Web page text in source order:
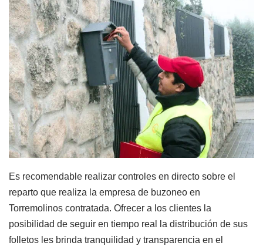
Es recomendable realizar controles en directo sobre el
reparto que realiza la empresa de buzoneo en
Torremolinos contratada. Ofrecer a los clientes la
posibilidad de seguir en tiempo real la distribución de sus
folletos les brinda tranquilidad y transparencia en el